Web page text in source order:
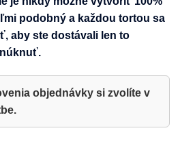
podobný a každou tortou sa
aby ste dostávali len to
objednávky si zvolíte v